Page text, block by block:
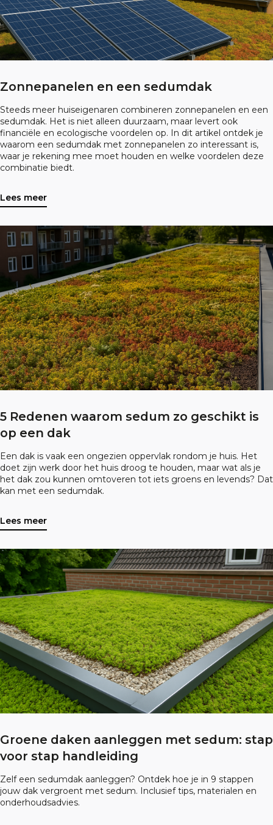
Zonnepanelen en een sedumdak
Steeds meer huiseigenaren combineren zonnepanelen en een
sedumdak. Het is niet alleen duurzaam, maar levert ook
financiële en ecologische voordelen op. In dit artikel ontdek je
waarom een sedumdak met zonnepanelen zo interessant is,
waar je rekening mee moet houden en welke voordelen deze
combinatie biedt.
Lees meer
5 Redenen waarom sedum zo geschikt is
op een dak
Een dak is vaak een ongezien oppervlak rondom je huis. Het
doet zijn werk door het huis droog te houden, maar wat als je
het dak zou kunnen omtoveren tot iets groens en levends? Dat
kan met een sedumdak.
Lees meer
Groene daken aanleggen met sedum: stap
voor stap handleiding
Zelf een sedumdak aanleggen? Ontdek hoe je in 9 stappen
jouw dak vergroent met sedum. Inclusief tips, materialen en
onderhoudsadvies.